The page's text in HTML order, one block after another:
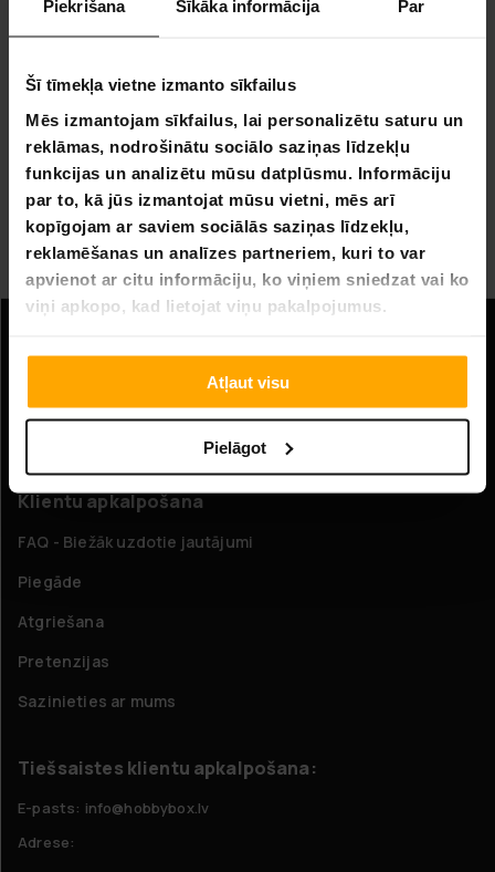
Piekrišana Sīkāka informācija Par
Šī tīmekļa vietne izmanto sīkfailus
Mēs izmantojam sīkfailus, lai personalizētu saturu un
reklāmas, nodrošinātu sociālo saziņas līdzekļu
funkcijas un analizētu mūsu datplūsmu. Informāciju
par to, kā jūs izmantojat mūsu vietni, mēs arī
kopīgojam ar saviem sociālās saziņas līdzekļu,
reklamēšanas un analīzes partneriem, kuri to var
apvienot ar citu informāciju, ko viņiem sniedzat vai ko
viņi apkopo, kad lietojat viņu pakalpojumus.
Atļaut visu
Pielāgot
Core Daiļslidošanas Slidas
119,00 €
Lapa 1 no 1
Daiļslidošanas slidas
Informācija
Klientu apkalpošana
FAQ - Biežāk uzdotie jautājumi
Piegāde
Atgriešana
Pretenzijas
Sazinieties ar mums
Tiešsaistes klientu apkalpošana:
E-pasts: info@hobbybox.lv
Adrese: